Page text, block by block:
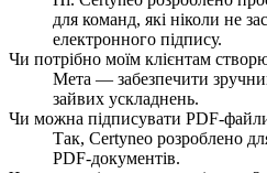
для команд, які ніколи не
електронного підпису.
Чи потрібно моїм клієнтам
Мета — забезпечити
зайвих ускладнень.
Чи можна підписувати PDF-
Так, Certyneo розроблено
PDF-документів.